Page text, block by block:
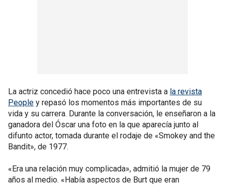
La actriz concedió hace poco una entrevista a la revista
People y repasó los momentos más importantes de su
vida y su carrera. Durante la conversación, le enseñaron a la
ganadora del Óscar una foto en la que aparecía junto al
difunto actor, tomada durante el rodaje de «Smokey and the
Bandit», de 1977.
«Era una relación muy complicada», admitió la mujer de 79
años al medio. «Había aspectos de Burt que eran